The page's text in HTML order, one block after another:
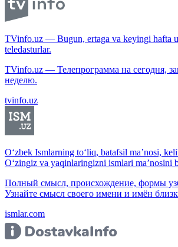
TVinfo.uz — Bugun, ertaga va keyingi hafta
teledasturlar.
TVinfo.uz — Телепрограмма на сегодня,
неделю.
tvinfo.uz
O‘zbek Ismlarning to‘liq, batafsil ma’nosi,
O‘zingiz va yaqinlaringizni ismlari ma’nosini
Полный смысл, происхождение, формы
Узнайте смысл своего имени и имён
ismlar.com